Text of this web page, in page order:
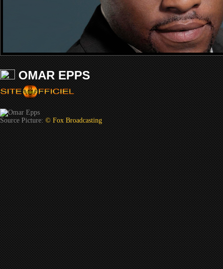
OMAR EPPS
Source Picture:© Fox Broadcasting